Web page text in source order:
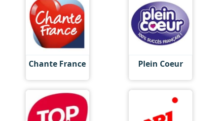
Chante France Plein Coeur